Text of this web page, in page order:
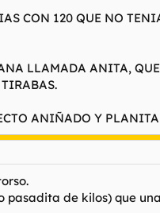
CON 120 QUE NO
LLAMADA ANITA,
ANIÑADO Y
pasadita de kilos) que